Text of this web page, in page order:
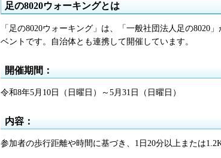
足の8020ウォーキングとは
「足の8020ウォーキング」は、「一般社団法人足の8020
ベントです。自治体とも連携して開催しています。
開催期間：
令和8年5月10日（日曜日）～5月31日（日曜日）
内容：
参加者の歩行距離や時間に基づき、1日20分以上または